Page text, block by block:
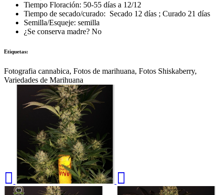
Tiempo Floración: 50-55 días a 12/12
Tiempo de secado/curado: Secado 12 días ; Curado 21 días
Semilla/Esqueje: semilla
¿Se conserva madre? No
Etiquetas:
Fotografia cannabica, Fotos de marihuana, Fotos Shiskaberry,
Variedades de Marihuana